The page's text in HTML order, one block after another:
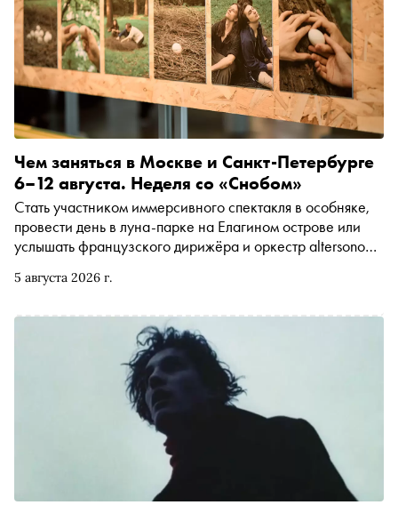
5 августа 2026 г.
Чем заняться в Москве и Санкт-Петербурге
6–12 августа. Неделя со «Снобом»
Стать участником иммерсивного спектакля в особняке,
провести день в луна-парке на Елагином острове или
услышать французского дирижёра и оркестр altersono
заняться и куда сходить на ближайшей неделе